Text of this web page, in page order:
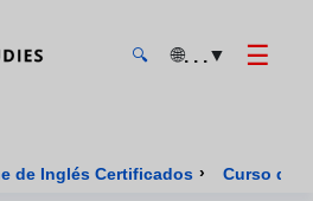
🔍 🌐. . .▼ ☰
de Inglés Certificados › Curso de